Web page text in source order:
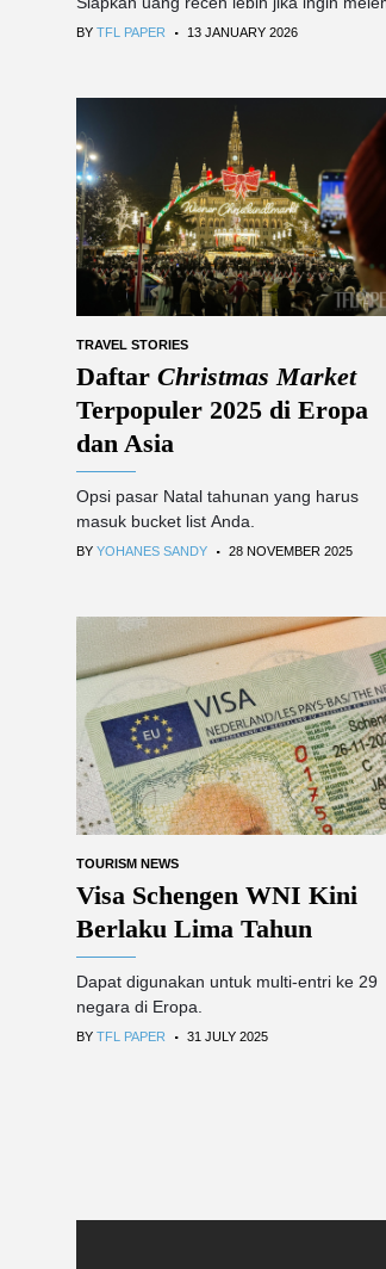
BY TFL PAPER . 13 JANUARY 2026
TRAVEL STORIES
Daftar Christmas Market
Terpopuler 2025 di Eropa
dan Asia
Opsi pasar Natal tahunan yang harus
masuk bucket list Anda.
BY YOHANES SANDY . 28 NOVEMBER 2025
TOURISM NEWS
Visa Schengen WNI Kini
Berlaku Lima Tahun
Dapat digunakan untuk multi-entri ke 29
negara di Eropa.
BY TFL PAPER . 31 JULY 2025